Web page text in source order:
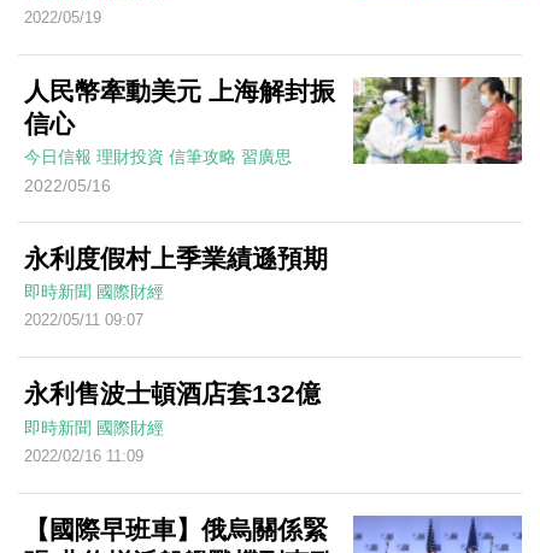
2022/05/19
人民幣牽動美元 上海解封振
信心
今日信報 理財投資 信筆攻略 習廣思
2022/05/16
永利度假村上季業績遜預期
即時新聞 國際財經
2022/05/11 09:07
永利售波士頓酒店套132億
即時新聞 國際財經
2022/02/16 11:09
【國際早班車】俄烏關係緊